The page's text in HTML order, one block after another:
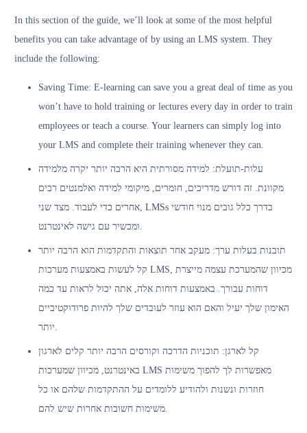
In this section of the guide, we’ll look at some of the most helpful
benefits you can take advantage of by using an LMS system. They
include the following:
Saving Time: E-learning can save you a great deal of time as you
won’t have to hold training or lectures every day in order to train
employees or teach a course. Your learners can simply log into
your LMS and complete their training whenever they can.
עלות-תועלת: למידה מסורתית היא הרבה יותר יקרה מלמידה
מקוונת. זה דורש מדריכים, חומרים, מיקומי למידה ואלמנטים רבים
אחרים כדי לעבוד. מצד שני, LMSs בדרך כלל גובים מנוי חודשי
ומכשיר עם גישה לאינטרנט.
תובנות בעלות ערך: מעקב אחר תוצאות והתקדמות הוא הרבה יותר
קל לעשות באמצעות מערכות LMS, מכיוון שהמערכת עצמה מייצרת
דוחות עבורך. באמצעות דוחות אלה, אתה יכול לראות עד כמה
האימון שלך יעיל והאם הוא עוזר לעובדים שלך להיות פרודוקטיביים
יותר.
קל לארגן: תוכניות הדרכה וקורסים הרבה יותר קלים לארגון
באינטרנט, מכיוון שמערכות LMS מאפשרות לך להפוך משימות
חוזרות ונשנות ולהודיע ​​ללומדים על ההתקדמות שלהם או כל
משימות חשובות אחרות שיש להם.